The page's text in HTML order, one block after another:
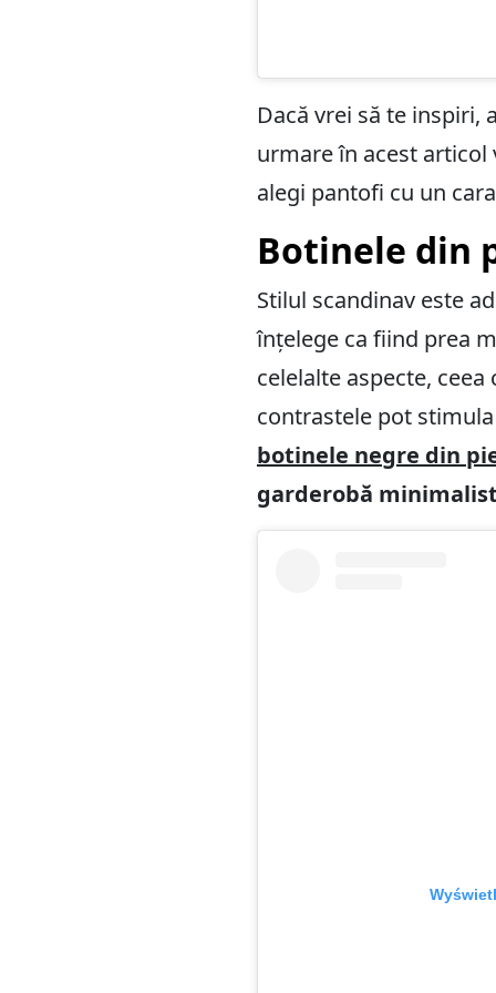
Dacă vrei să te inspiri,
urmare în acest articol
alegi pantofi cu un
Botinele din
Stilul scandinav este
înțelege ca fiind prea
celelalte aspecte,
contrastele pot
botinele negre din
garderobă